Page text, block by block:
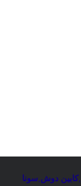
,کابین دوش سونا